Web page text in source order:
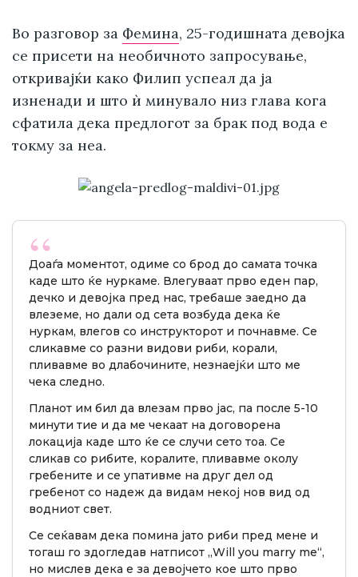
Во разговор за Фемина, 25-годишната девојка
се присети на необичното запросување,
откривајќи како Филип успеал да ја
изненади и што ѝ минувало низ глава кога
сфатила дека предлогот за брак под вода е
токму за неа.
Доаѓа моментот, одиме со брод до самата точка
каде што ќе нуркаме. Влегуваат прво еден пар,
дечко и девојка пред нас, требаше заедно да
влеземе, но дали од сета возбуда дека ќе
нуркам, влегов со инструкторот и почнавме. Се
сликавме со разни видови риби, корали,
пливавме во длабочините, незнаејќи што ме
чека следно.
Планот им бил да влезам прво јас, па после 5-10
минути тие и да ме чекаат на договорена
локација каде што ќе се случи сето тоа. Се
сликав со рибите, коралите, пливавме околу
гребените и се упативме на друг дел од
гребенот со надеж да видам некој нов вид од
водниот свет.
Се сеќавам дека помина јато риби пред мене и
тогаш го здогледав натписот „Will you marry me“,
но мислев дека е за девојчето кое што прво